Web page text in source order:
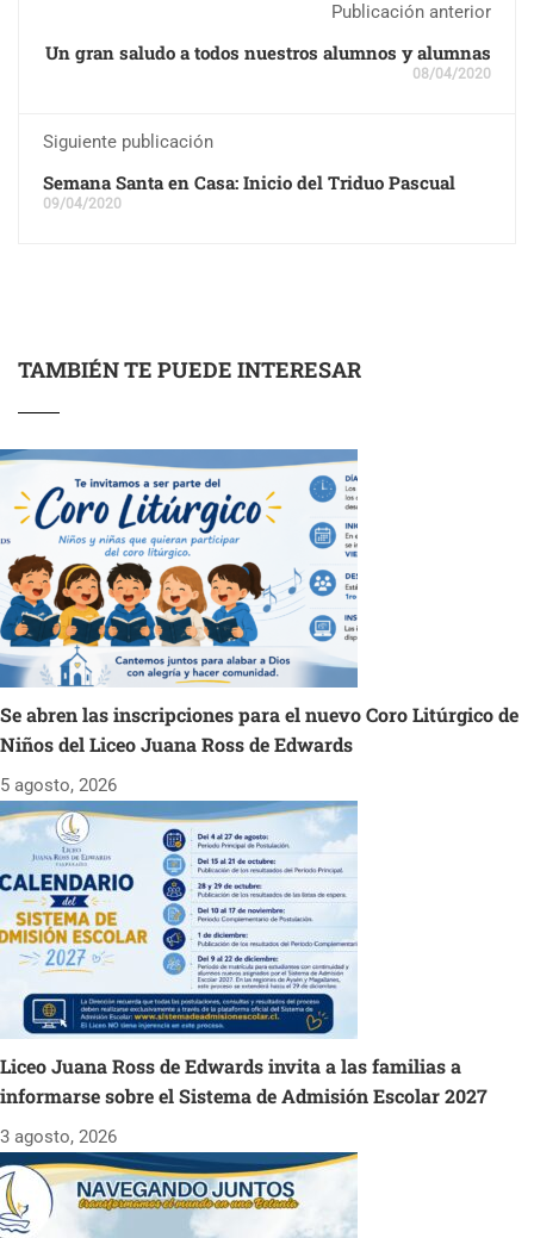
Publicación anterior
Un gran saludo a todos nuestros alumnos y alumnas
08/04/2020
Siguiente publicación
Semana Santa en Casa: Inicio del Triduo Pascual
09/04/2020
TAMBIÉN TE PUEDE INTERESAR
Se abren las inscripciones para el nuevo Coro Litúrgico de
Niños del Liceo Juana Ross de Edwards
5 agosto, 2026
Liceo Juana Ross de Edwards invita a las familias a
informarse sobre el Sistema de Admisión Escolar 2027
3 agosto, 2026